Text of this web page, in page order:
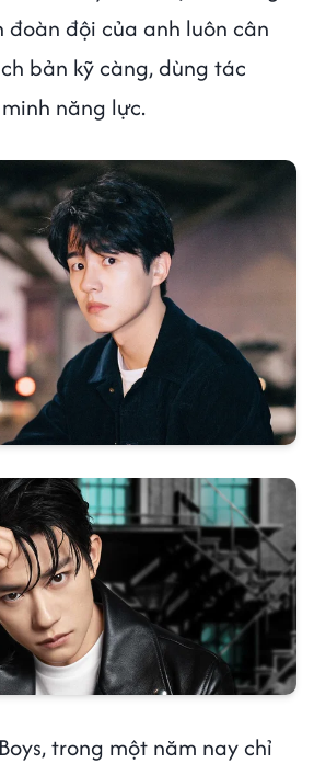
đoàn đội của anh luôn cân
bản kỹ càng, dùng tác
năng lực.
trong một năm nay chỉ